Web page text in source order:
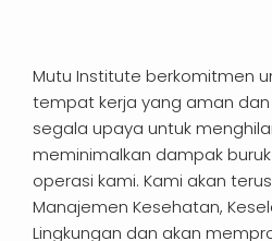
Mutu Institute berkomitmen
tempat kerja yang aman
segala upaya untuk
meminimalkan dampak
operasi kami. Kami akan
Manajemen Kesehatan,
Lingkungan dan akan